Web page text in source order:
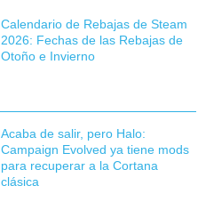
Calendario de Rebajas de Steam
2026: Fechas de las Rebajas de
Otoño e Invierno
Acaba de salir, pero Halo:
Campaign Evolved ya tiene mods
para recuperar a la Cortana
clásica